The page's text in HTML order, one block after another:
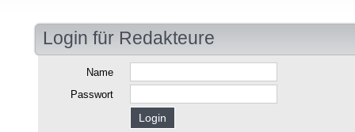
Login für Redakteure
Name
Passwort